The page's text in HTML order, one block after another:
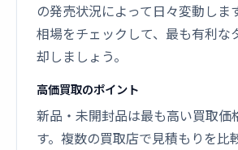
の発売状況によって日々変動しま
相場をチェックして、最も有利な
却しましょう。
高価買取のポイント
新品・未開封品は最も高い買取価
す。複数の買取店で見積もりを比